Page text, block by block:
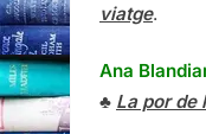
viatge.
Ana
♣ La por de